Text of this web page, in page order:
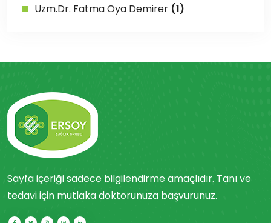
Uzm.Dr. Fatma Oya Demirer (1)
Sayfa içeriği sadece bilgilendirme amaçlıdır. Tanı ve
tedavi için mutlaka doktorunuza başvurunuz.